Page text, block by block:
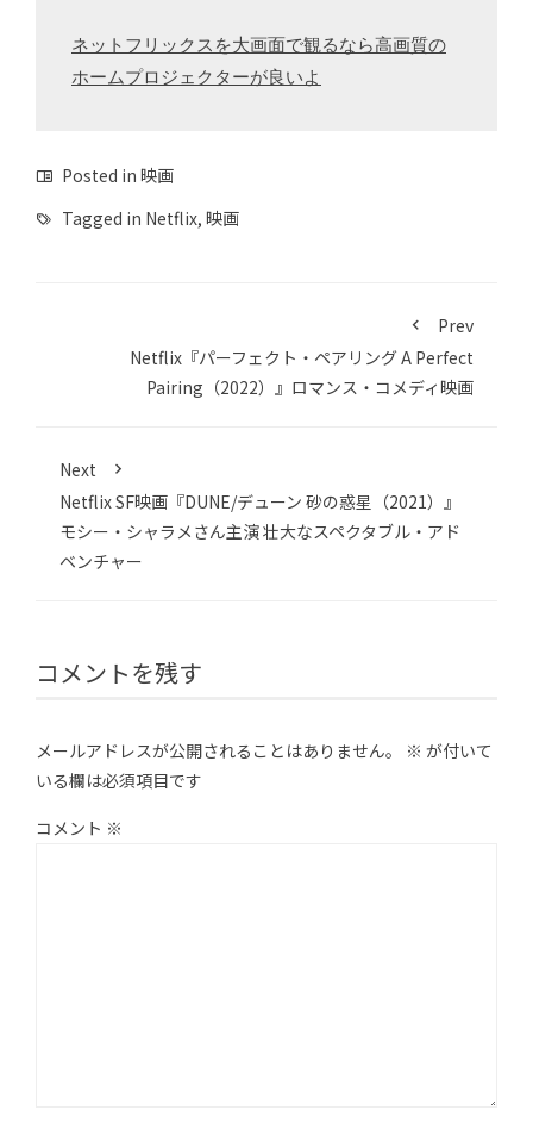
ネットフリックスを大画面で観るなら高画質の
ホームプロジェクターが良いよ
Posted in 映画
Tagged in Netflix, 映画
Prev
Netflix『パーフェクト・ペアリング A Perfect
Pairing（2022）』ロマンス・コメディ映画
Next
Netflix SF映画『DUNE/デューン 砂の惑星（2021）』
モシー・シャラメさん主演 壮大なスペクタブル・アド
ベンチャー
コメントを残す
メールアドレスが公開されることはありません。 ※ が付いて
いる欄は必須項目です
コメント ※